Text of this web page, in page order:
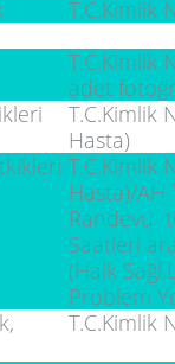
T.C.Kimlik
T.C.Kimlik
adet
T.C.Kimlik
Hasta)
T.C.Kimlik
Hasta)/AH
Randevu
Saatleri
(Halk
Problem
T.C.Kimlik